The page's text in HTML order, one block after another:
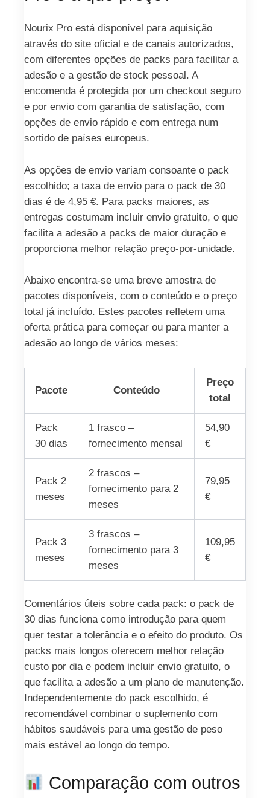
Nourix Pro está disponível para aquisição
através do site oficial e de canais autorizados,
com diferentes opções de packs para facilitar a
adesão e a gestão de stock pessoal. A
encomenda é protegida por um checkout seguro
e por envio com garantia de satisfação, com
opções de envio rápido e com entrega num
sortido de países europeus.
As opções de envio variam consoante o pack
escolhido; a taxa de envio para o pack de 30
dias é de 4,95 €. Para packs maiores, as
entregas costumam incluir envio gratuito, o que
facilita a adesão a packs de maior duração e
proporciona melhor relação preço-por-unidade.
Abaixo encontra-se uma breve amostra de
pacotes disponíveis, com o conteúdo e o preço
total já incluído. Estes pacotes refletem uma
oferta prática para começar ou para manter a
adesão ao longo de vários meses:
Pacote Conteúdo
Preço
total
Pack
30 dias
1 frasco –
fornecimento mensal
54,90
€
Pack 2
meses
2 frascos –
fornecimento para 2
meses
79,95
€
Pack 3
meses
3 frascos –
fornecimento para 3
meses
109,95
€
Comentários úteis sobre cada pack: o pack de
30 dias funciona como introdução para quem
quer testar a tolerância e o efeito do produto. Os
packs mais longos oferecem melhor relação
custo por dia e podem incluir envio gratuito, o
que facilita a adesão a um plano de manutenção.
Independentemente do pack escolhido, é
recomendável combinar o suplemento com
hábitos saudáveis para uma gestão de peso
mais estável ao longo do tempo.
Comparação com outros